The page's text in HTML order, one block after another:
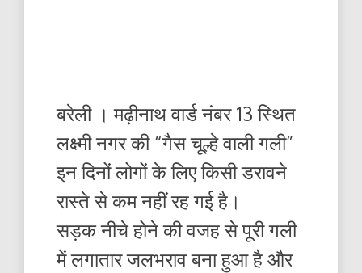
बरेली । मढ़ीनाथ वार्ड नंबर 13 स्थित
लक्ष्मी नगर की “गैस चूल्हे वाली गली”
इन दिनों लोगों के लिए किसी डरावने
रास्ते से कम नहीं रह गई है।
सड़क नीचे होने की वजह से पूरी गली
में लगातार जलभराव बना हुआ है और